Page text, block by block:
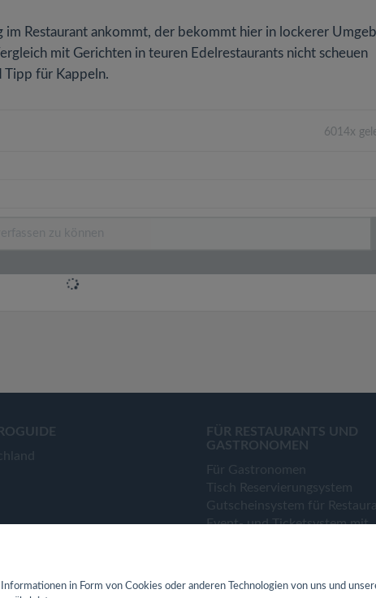
im Restaurant ankommt, der bekommt hier in lockerer
mit Gerichten in teuren Edelrestaurants nicht scheuen
Tipp für Kappeln.
6014x
FÜR RESTAURANTS UND
GASTRONOMEN
Für Gastronomen
Tisch Reservierungsystem
Gutscheinsystem für
Event- und Ticketsystem mit
Webseiten für Restaurant
in Form von Cookies oder anderen Technologien von uns und